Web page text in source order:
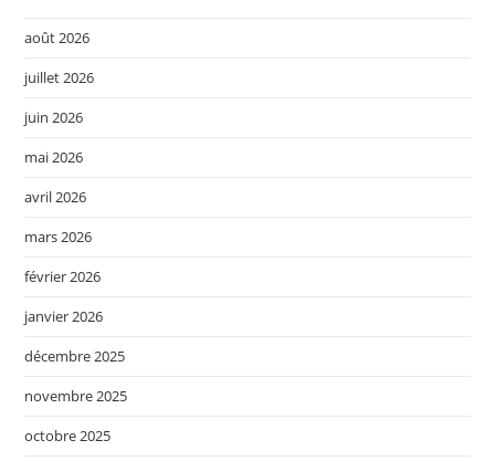
août 2026
juillet 2026
juin 2026
mai 2026
avril 2026
mars 2026
février 2026
janvier 2026
décembre 2025
novembre 2025
octobre 2025